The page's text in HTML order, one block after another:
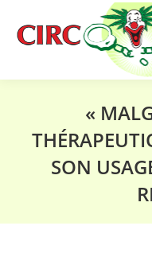
«
SON